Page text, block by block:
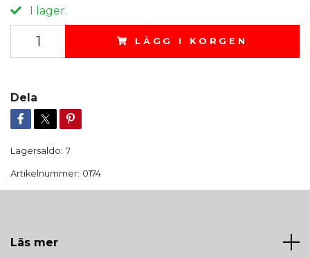
I lager.
LÄGG I KORGEN
Dela
Lagersaldo: 7
Artikelnummer: 0174
Läs mer